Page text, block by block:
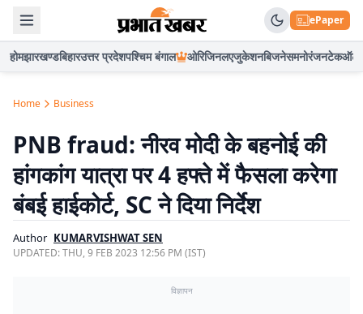
ePaper
होमझारखण्डबिहारउत्तर प्रदेशपश्चिम बंगाल ओरिजिनलएजुकेशनबिजनेसमनोरंजनटेकऑटो
Home Business
PNB fraud: नीरव मोदी के बहनोई की
हांगकांग यात्रा पर 4 हफ्ते में फैसला करेगा
बंबई हाईकोर्ट, SC ने दिया निर्देश
Author KUMARVISHWAT SEN
UPDATED:THU, 9 FEB 2023 12:56 PM (IST)
विज्ञापन